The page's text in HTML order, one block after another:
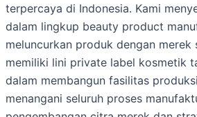
terpercaya di Indonesia. Kami
dalam lingkup beauty product
meluncurkan produk dengan
memiliki lini private label kosmetik
dalam membangun fasilitas
menangani seluruh proses